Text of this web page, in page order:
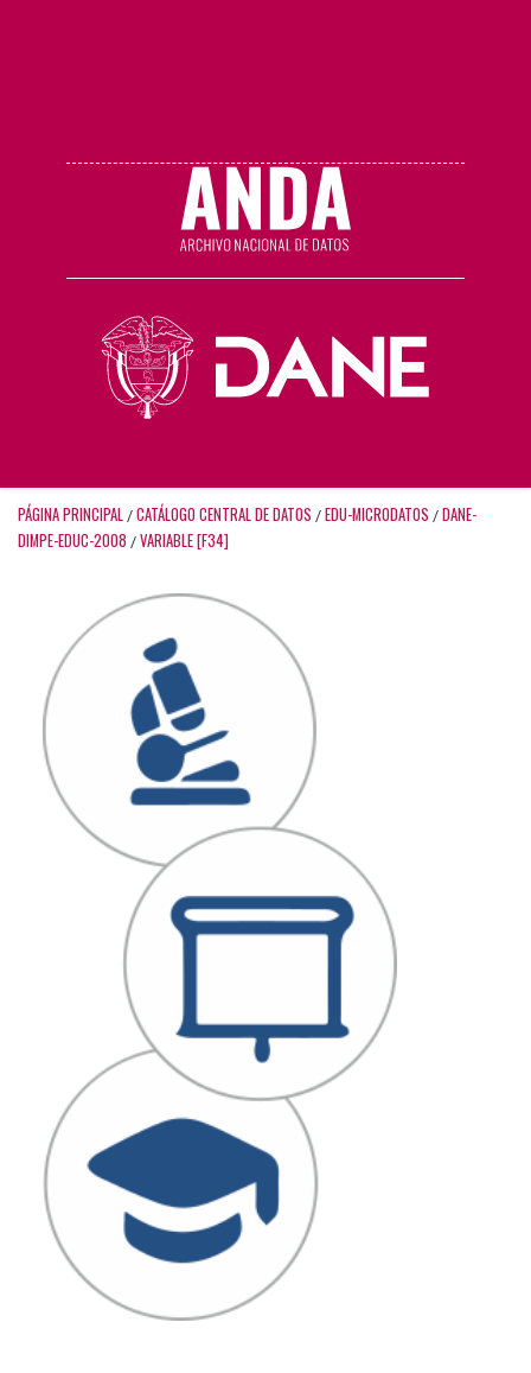
PÁGINA PRINCIPAL / CATÁLOGO CENTRAL DE DATOS / EDU-MICRODATOS / DANE-
DIMPE-EDUC-2008 / VARIABLE [F34]